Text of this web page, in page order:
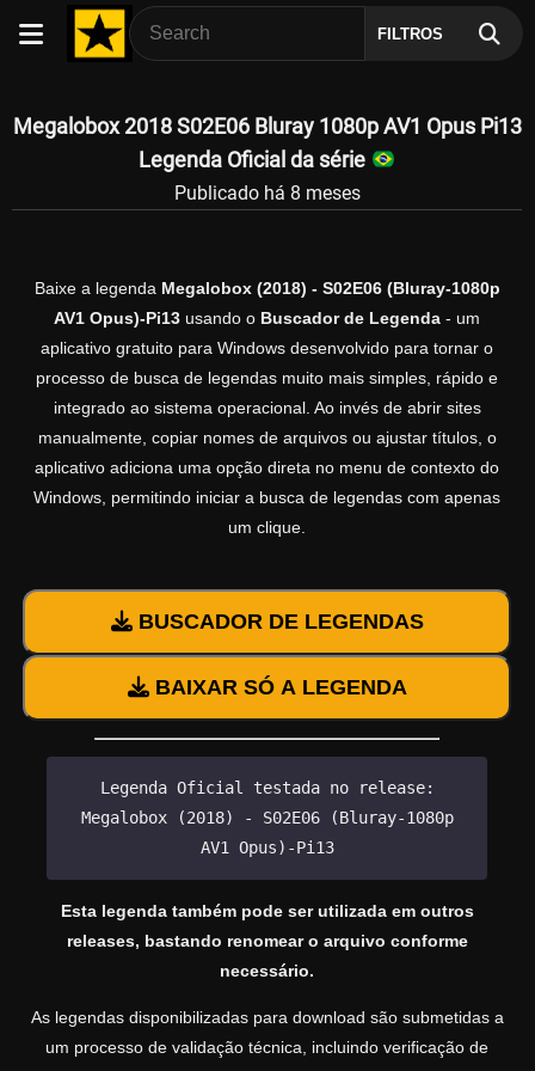
FILTROS
Megalobox 2018 S02E06 Bluray 1080p AV1 Opus Pi13
Legenda Oficial da série
Publicado há 8 meses
Baixe a legenda Megalobox (2018) - S02E06 (Bluray-1080p
AV1 Opus)-Pi13 usando o Buscador de Legenda - um
aplicativo gratuito para Windows desenvolvido para tornar o
processo de busca de legendas muito mais simples, rápido e
integrado ao sistema operacional. Ao invés de abrir sites
manualmente, copiar nomes de arquivos ou ajustar títulos, o
aplicativo adiciona uma opção direta no menu de contexto do
Windows, permitindo iniciar a busca de legendas com apenas
um clique.
BUSCADOR DE LEGENDAS
BAIXAR SÓ A LEGENDA
Legenda Oficial testada no release:
Megalobox (2018) - S02E06 (Bluray-1080p
AV1 Opus)-Pi13
Esta legenda também pode ser utilizada em outros
releases, bastando renomear o arquivo conforme
necessário.
As legendas disponibilizadas para download são submetidas a
um processo de validação técnica, incluindo verificação de